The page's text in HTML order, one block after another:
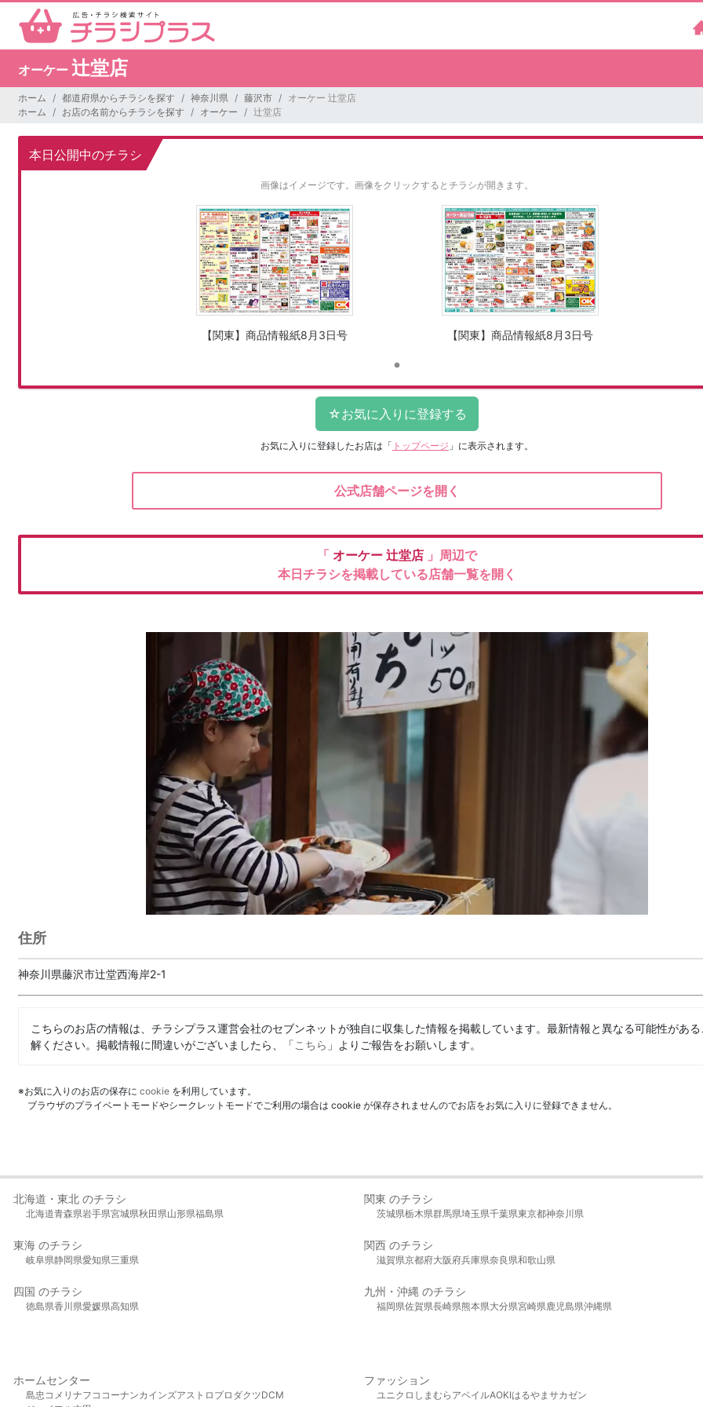
オーケー 辻堂店
ホーム 都道府県からチラシを探す 神奈川県 藤沢市
オーケー 辻堂店
ホーム
お店の名前からチラシを探す オーケー 辻堂店
本日公開中のチラシ
画像はイメージです。 画像をクリックするとチラシが開きます。
【関東】商品情報紙8月3日号 【関東】商品情報紙8月3日号
お気に入りに登録したお店は 「 トップページ 」に表示されます。
公式店舗ページを開く
「 オーケー 辻堂店 」周辺で
本日チラシを掲載している店舗一覧を開く
住所
神奈川県藤沢市辻堂西海岸2-1
こちらのお店の情報は、チラシプラス運営会社のセブンネットが独自に収集した情報を掲載しています。最新情報と異なる可能性があ
解ください。掲載情報に間違いがございましたら、「こちら 」よりご報告をお願いします。
※お気に入りのお店の保存に cookie を利用しています。
ブラウザのプライベートモードやシークレットモードでご利用の場合は cookie が保存されませんのでお店をお気に入りに登録できません。
北海道・東北 のチラシ
北海道青森県岩手県宮城県秋田県山形県福島県
関東 のチラシ
茨城県栃木県群馬県埼玉県千葉県東京都神奈川県
東海 のチラシ
岐阜県静岡県愛知県三重県
関西 のチラシ
滋賀県京都府大阪府兵庫県奈良県和歌山県
四国 のチラシ
徳島県香川県愛媛県高知県
九州・沖縄 のチラシ
福岡県佐賀県長崎県熊本県大分県宮崎県鹿児島県沖縄県
ホームセンター
島忠 コメリ ナフコ コーナンカインズアストロプロダクツDCM
ファッション
ユニクロ しまむら アベイルAOKIはるやま サカゼン